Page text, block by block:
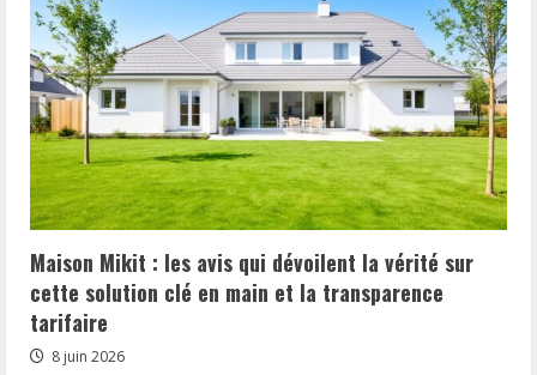
Maison Mikit : les avis qui dévoilent la vérité sur
cette solution clé en main et la transparence
tarifaire
8 juin 2026